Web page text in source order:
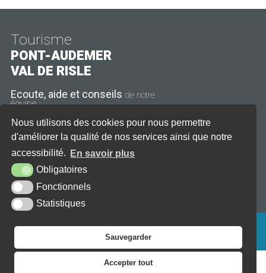
Nous utilisons des cookies pour nous permettre
d'améliorer la qualité de nos services ainsi que notre
accessibilité.
En savoir plus
Obligatoires
Fonctionnels
Statistiques
Sauvegarder
Accepter tout
Tourisme
PONT-AUDEMER
VAL DE RISLE
Ecoute, aide et conseils de notre
équipe
11 rue Thiers
27500 Pont-Audemer
Tél. : 02 32 41 08 21
CONTACT HORAIRES
PLAN DU SITE AIDE
ACCESSIBILITÉ
MENTIONS LÉGALES